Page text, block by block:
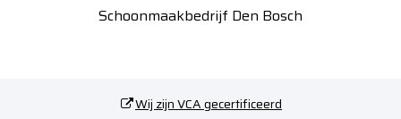
Schoonmaakbedrijf Den Bosch
Wij zijn VCA gecertificeerd